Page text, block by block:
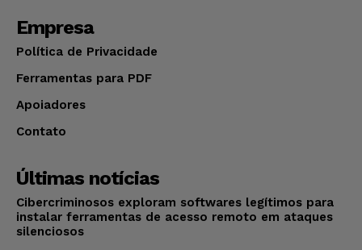
Empresa
Política de Privacidade
Ferramentas para PDF
Apoiadores
Contato
Últimas notícias
Cibercriminosos exploram softwares legítimos para
instalar ferramentas de acesso remoto em ataques
silenciosos